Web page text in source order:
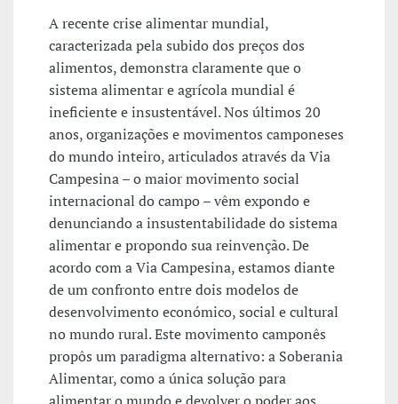
A recente crise alimentar mundial,
caracterizada pela subido dos preços dos
alimentos, demonstra claramente que o
sistema alimentar e agrícola mundial é
ineficiente e insustentável. Nos últimos 20
anos, organizações e movimentos camponeses
do mundo inteiro, articulados através da Via
Campesina – o maior movimento social
internacional do campo – vêm expondo e
denunciando a insustentabilidade do sistema
alimentar e propondo sua reinvenção. De
acordo com a Via Campesina, estamos diante
de um confronto entre dois modelos de
desenvolvimento económico, social e cultural
no mundo rural. Este movimento camponês
propôs um paradigma alternativo: a Soberania
Alimentar, como a única solução para